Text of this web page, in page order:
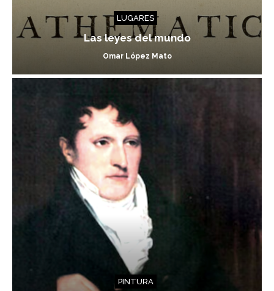
LUGARES
Las leyes del mundo
Omar López Mato
PINTURA